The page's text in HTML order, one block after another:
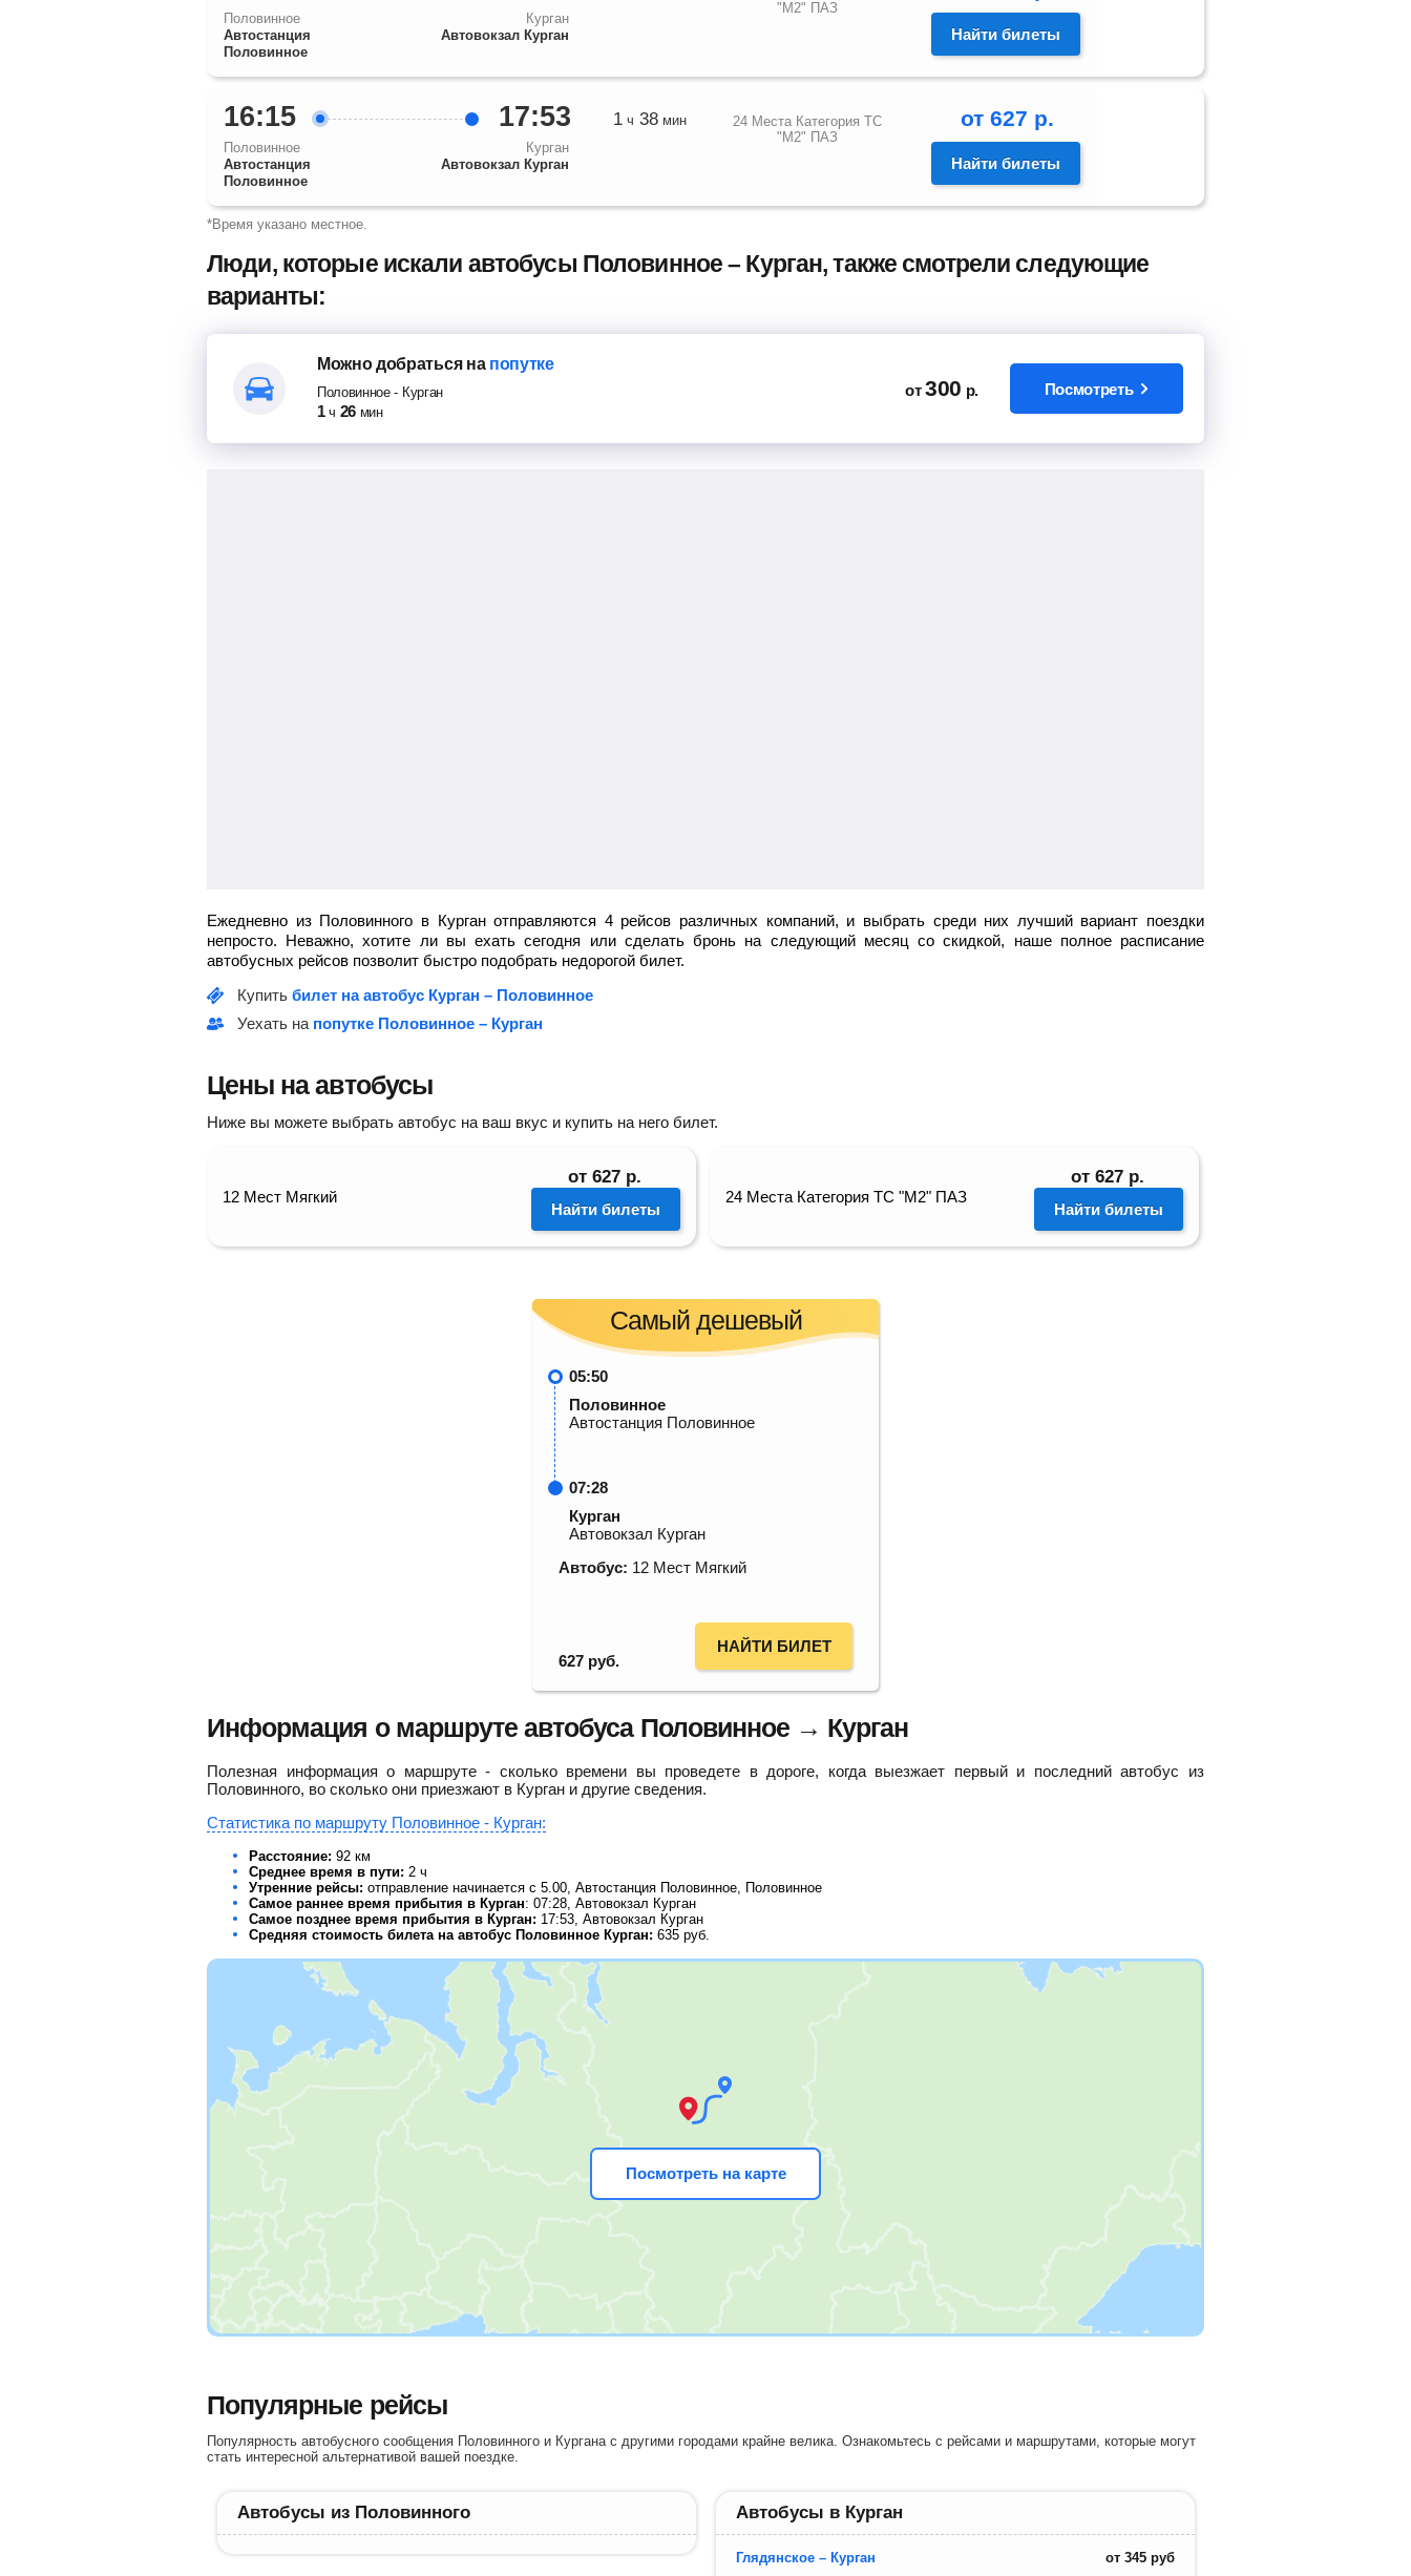
Половинное
Автостанция
Половинное
Курган
Автовокзал Курган
"М2" ПАЗ
Найти билеты
16:15
Половинное
Автостанция
Половинное
17:53
Курган
Автовокзал Курган
1ч 38мин
24 Места Категория ТС
"М2" ПАЗ
от 627 р.
Найти билеты
*Время указано местное.
Люди, которые искали автобусы Половинное – Курган, также смотрели следующие
варианты:
Можно добратьсяна попутке
Половинное- Курган
1 ч 26 мин
от 300 р. Посмотреть
Ежедневно из Половинного в Курган отправляются 4 рейсов различных компаний, и выбрать среди них лучший вариант поездки
непросто. Неважно, хотите ли вы ехать сегодня или сделать бронь на следующий месяц со скидкой, наше полное расписание
автобусных рейсов позволит быстро подобрать недорогой билет.
Купить билет на автобус Курган – Половинное
Уехать на попутке Половинное – Курган
Цены на автобусы
Ниже вы можете выбрать автобус на ваш вкус и купить на него билет.
12 Мест Мягкий
от 627 р.
Найти билеты
24 Места Категория ТС "М2" ПАЗ
от 627 р.
Найти билеты
Самый дешевый
05:50
Половинное
Автостанция Половинное
07:28
Курган
Автовокзал Курган
Автобус: 12 Мест Мягкий
627 руб.
НАЙТИ БИЛЕТ
Информация о маршруте автобуса Половинное → Курган
Полезная информация о маршруте - сколько времени вы проведете в дороге, когда выезжает первый и последний автобус из
Половинного, во сколько они приезжают в Курган и другие сведения.
Статистика по маршруту Половинное - Курган:
Расстояние: 92 км
Среднее время в пути: 2 ч
Утренние рейсы: отправление начинается с 5.00, Автостанция Половинное, Половинное
Самое раннее время прибытия в Курган: 07:28, Автовокзал Курган
Самое позднее время прибытия в Курган: 17:53, Автовокзал Курган
Средняя стоимость билета на автобус Половинное Курган: 635 руб.
Посмотреть на карте
Популярные рейсы
Популярность автобусного сообщения Половинного и Кургана с другими городами крайне велика. Ознакомьтесь с рейсами и маршрутами, которые могут
стать интересной альтернативой вашей поездке.
Автобусы из Половинного Автобусы в Курган
Глядянское – Курган от 345 руб